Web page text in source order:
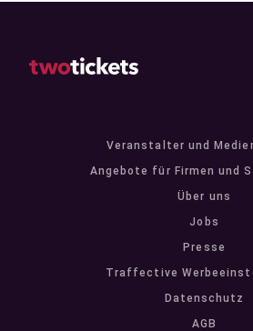
Veranstalter und
Angebote für Firmen und
Über uns
Jobs
Presse
Traffective
Datenschutz
AGB